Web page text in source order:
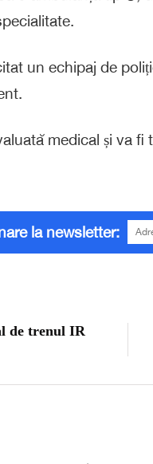
un echipaj de
medical și va fi
la newsletter:
de trenul IR